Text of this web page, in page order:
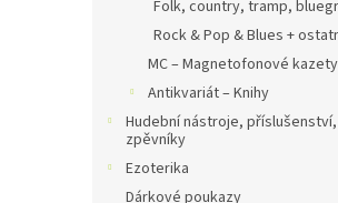
Folk, country, tramp,
Rock & Pop & Blues +
MC – Magnetofonové kazety
Antikvariát – Knihy
Hudební nástroje,
zpěvníky
Ezoterika
Dárkové poukazy